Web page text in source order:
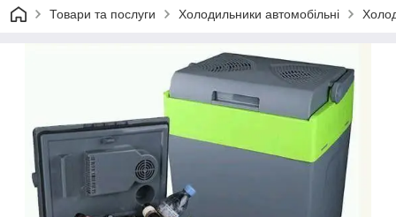
Товари та послуги Холодильники автомобільні